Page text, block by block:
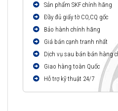
Sản phẩm SKF chính hãng
Đầy đủ giấy tờ CO,CQ gốc
Bảo hành chính hãng
Giá bán cạnh tranh nhất
Dịch vụ sau bán bán hàng
Giao hàng toàn Quốc
Hỗ trợ kỹ thuật 24/7